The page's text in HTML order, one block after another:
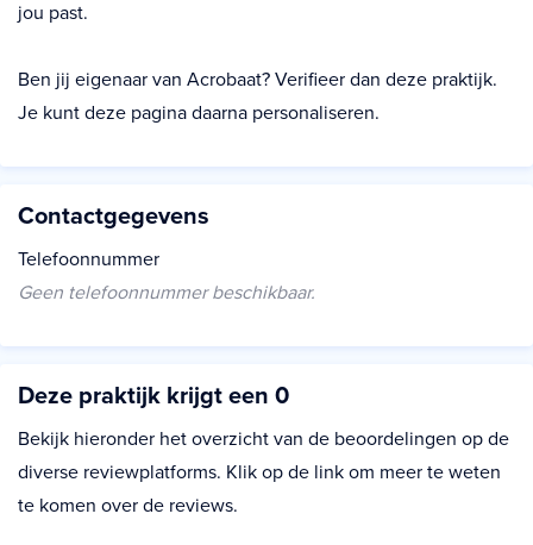
jou past.
Ben jij eigenaar van Acrobaat? Verifieer dan deze praktijk.
Je kunt deze pagina daarna personaliseren.
Contactgegevens
Telefoonnummer
Geen telefoonnummer beschikbaar.
Deze praktijk krijgt een 0
Bekijk hieronder het overzicht van de beoordelingen op de
diverse reviewplatforms. Klik op de link om meer te weten
te komen over de reviews.